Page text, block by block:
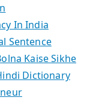
In India
Sentence
Kaise Sikhe
Dictionary